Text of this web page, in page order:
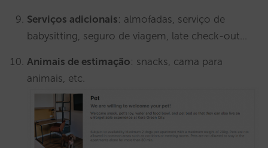
Serviços adicionais: almofadas, serviço de
babysitting, seguro de viagem, late check-out…
Animais de estimação: snacks, cama para
animais, etc.